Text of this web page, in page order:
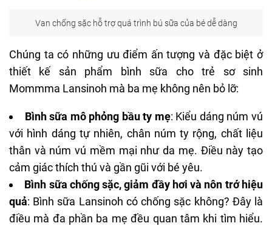
Van chống sặc hỗ trợ quá trình bú sữa của bé dễ dàng
Chúng ta có những ưu điểm ấn tượng và đặc biệt ở
thiết kế sản phẩm bình sữa cho trẻ sơ sinh
Mommma Lansinoh mà ba mẹ không nên bỏ lỡ:
Bình sữa mô phỏng bầu ty mẹ: Kiểu dáng núm vú
với hình dáng tự nhiên, chân núm ty rộng, chất liệu
thân và núm vú mềm mại như da mẹ. Điều này tạo
cảm giác thích thú và gần gũi với bé yêu.
Bình sữa chống sặc, giảm đầy hơi và nôn trớ hiệu
quả: Bình sữa Lansinoh có chống sặc không? Đây là
điều mà đa phần ba mẹ đều quan tâm khi tìm hiểu.